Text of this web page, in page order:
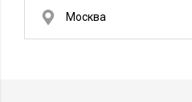
Москва